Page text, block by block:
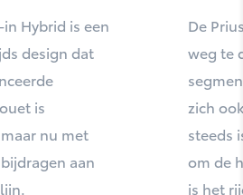
Hilux
Hybrid is een
design dat
is
nu met
aan
De
weg te
zich
steeds
om de
is het